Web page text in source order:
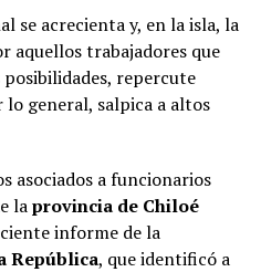
se acrecienta y, en la isla, la
aquellos trabajadores que
repercute
lo general, salpica a altos
asociados a funcionarios
laprovincia de Chiloé
informe de la
República, que identificó a